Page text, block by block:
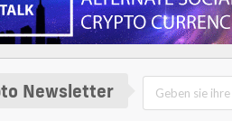
Newsletter